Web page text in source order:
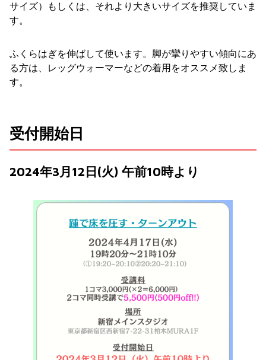
サイズ）もしくは、それより大きいサイズを推奨していま
す。
ふくらはぎを伸ばして使います。脚が攣りやすい傾向にあ
る方は、レッグウォーマーなどの着用をオススメ致しま
す。
受付開始日
2024年3月12日(火) 午前10時より